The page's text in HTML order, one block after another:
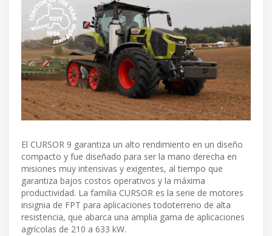
El CURSOR 9 garantiza un alto rendimiento en un diseño
compacto y fue diseñado para ser la mano derecha en
misiones muy intensivas y exigentes, al tiempo que
garantiza bajos costos operativos y la máxima
productividad. La familia CURSOR es la serie de motores
insignia de FPT para aplicaciones todoterreno de alta
resistencia, que abarca una amplia gama de aplicaciones
agrícolas de 210 a 633 kW.